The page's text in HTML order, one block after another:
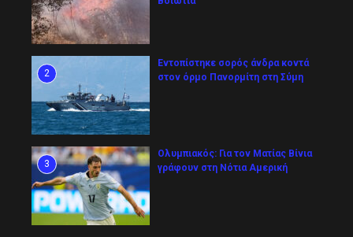
2
Εντοπίστηκε σορός άνδρα κοντά
στον όρμο Πανορμίτη στη Σύμη
3
Ολυμπιακός: Για τον Ματίας Βίνια
γράφουν στη Νότια Αμερική